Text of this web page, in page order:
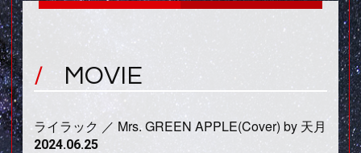
MOVIE
ライラック ／ Mrs. GREEN APPLE(Cover) by 天月
2024.06.25